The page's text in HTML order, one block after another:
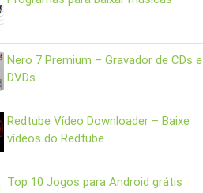
Nero 7 Premium – Gravador de CDs e
DVDs
Redtube Vídeo Downloader – Baixe
vídeos do Redtube
Top 10 Jogos para Android grátis